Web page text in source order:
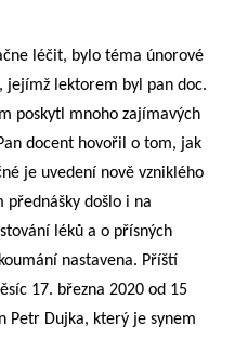
léčit, bylo téma únorové
jejímž lektorem byl pan doc.
poskytl mnoho zajímavých
docent hovořil o tom, jak
je uvedení nově vzniklého
přednášky došlo i na
léků a o přísných
nastavena. Příští
17. března 2020 od 15
Petr Dujka, který je synem